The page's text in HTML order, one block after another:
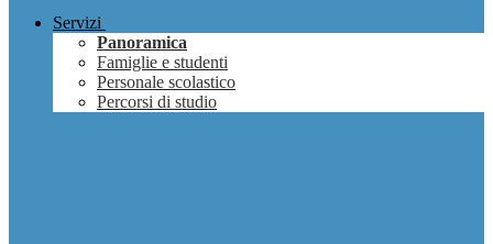
Servizi
Panoramica
Famiglie e studenti
Personale scolastico
Percorsi di studio